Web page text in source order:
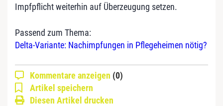
Impfpflicht weiterhin auf Überzeugung setzen.
Passend zum Thema:
Delta-Variante: Nachimpfungen in Pflegeheimen nötig?
Kommentare anzeigen (0)
Artikel speichern
Diesen Artikel drucken